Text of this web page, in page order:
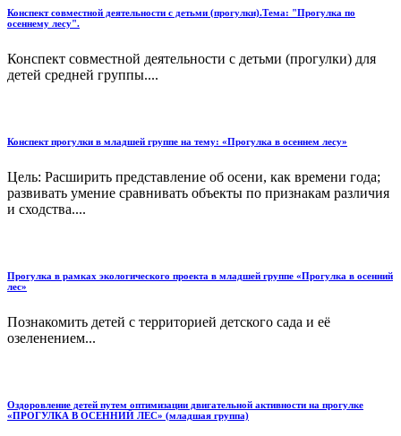
Конспект совместной деятельности с детьми (прогулки).Тема: "Прогулка по
осеннему лесу".
Конспект совместной деятельности с детьми (прогулки) для
детей средней группы....
Конспект прогулки в младшей группе на тему: «Прогулка в осеннем лесу»
Цель: Расширить представление об осени, как времени года;
развивать умение сравнивать объекты по признакам различия
и сходства....
Прогулка в рамках экологического проекта в младшей группе «Прогулка в осенний
лес»
Познакомить детей с территорией детского сада и её
озеленением...
Оздоровление детей путем оптимизации двигательной активности на прогулке
«ПРОГУЛКА В ОСЕННИЙ ЛЕС» (младшая группа)